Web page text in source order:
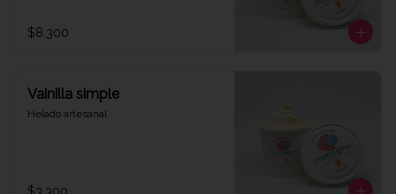
$8.300
Vainilla simple
Helado artesanal